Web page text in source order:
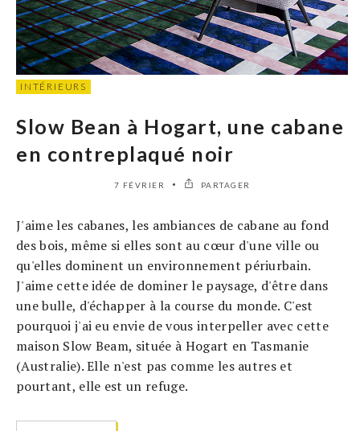
INTÉRIEURS
Slow Bean à Hogart, une cabane
en contreplaqué noir
7 FÉVRIER PARTAGER
J'aime les cabanes, les ambiances de cabane au fond
des bois, même si elles sont au cœur d'une ville ou
qu'elles dominent un environnement périurbain.
J'aime cette idée de dominer le paysage, d'être dans
une bulle, d'échapper à la course du monde. C'est
pourquoi j'ai eu envie de vous interpeller avec cette
maison Slow Beam, située à Hogart en Tasmanie
(Australie). Elle n'est pas comme les autres et
pourtant, elle est un refuge.